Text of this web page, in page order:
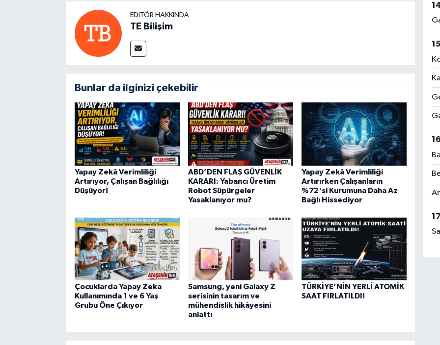
EDITÖR HAKKINDA
TE Bilişim
Bunlar da ilginizi çekebilir
Yapay Zekâ Verimliliği
Artırıyor, Çalışan Bağlılığı
Düşüyor!
ABD’DEN FLAŞ GÜVENLİK
KARARI: Yabancı Üretim
Robot Süpürgeler
Yasaklanıyor mu?
Yapay Zekâ Verimliliği
Artırırken Çalışanların
%72'si Kurumuna Daha Az
Bağlı Hissediyor
Çocuklarda Yapay Zeka
Kullanımında 1 ve 6 Yaş
Grubu Öne Çıkıyor
Samsung, yeni Galaxy Z
serisinin tasarım ve
mühendislik hikâyesini
anlattı
TÜRKİYE’NİN YERLİ ATOMİK
SAAT FIRLATILDI!